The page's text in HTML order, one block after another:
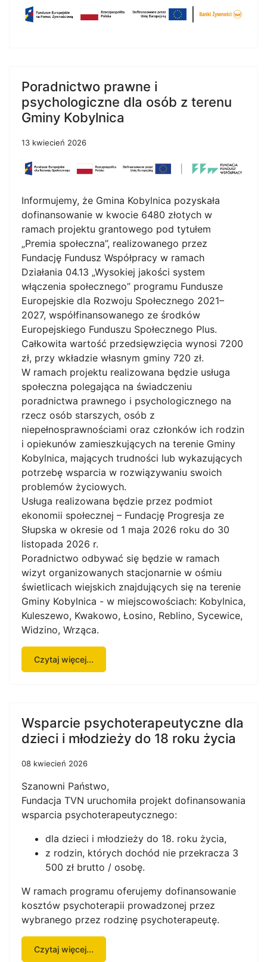
Poradnictwo prawne i
psychologiczne dla osób z terenu
Gminy Kobylnica
13 kwiecień 2026
Informujemy, że Gmina Kobylnica pozyskała
dofinansowanie w kwocie 6480 złotych w
ramach projektu grantowego pod tytułem
„Premia społeczna”, realizowanego przez
Fundację Fundusz Współpracy w ramach
Działania 04.13 „Wysokiej jakości system
włączenia społecznego” programu Fundusze
Europejskie dla Rozwoju Społecznego 2021–
2027, współfinansowanego ze środków
Europejskiego Funduszu Społecznego Plus.
Całkowita wartość przedsięwzięcia wynosi 7200
zł, przy wkładzie własnym gminy 720 zł.
W ramach projektu realizowana będzie usługa
społeczna polegająca na świadczeniu
poradnictwa prawnego i psychologicznego na
rzecz osób starszych, osób z
niepełnosprawnościami oraz członków ich rodzin
i opiekunów zamieszkujących na terenie Gminy
Kobylnica, mających trudności lub wykazujących
potrzebę wsparcia w rozwiązywaniu swoich
problemów życiowych.
Usługa realizowana będzie przez podmiot
ekonomii społecznej – Fundację Progresja ze
Słupska w okresie od 1 maja 2026 roku do 30
listopada 2026 r.
Poradnictwo odbywać się będzie w ramach
wizyt organizowanych stacjonarnie w ośmiu
świetlicach wiejskich znajdujących się na terenie
Gminy Kobylnica - w miejscowościach: Kobylnica,
Kuleszewo, Kwakowo, Łosino, Reblino, Sycewice,
Widzino, Wrząca.
Czytaj więcej...
Wsparcie psychoterapeutyczne dla
dzieci i młodzieży do 18 roku życia
08 kwiecień 2026
Szanowni Państwo,
Fundacja TVN uruchomiła projekt dofinansowania
wsparcia psychoterapeutycznego:
dla dzieci i młodzieży do 18. roku życia,
z rodzin, których dochód nie przekracza 3
500 zł brutto / osobę.
W ramach programu oferujemy dofinansowanie
kosztów psychoterapii prowadzonej przez
wybranego przez rodzinę psychoterapeutę.
Czytaj więcej...